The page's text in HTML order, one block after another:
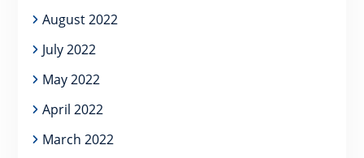
August 2022
July 2022
May 2022
April 2022
March 2022